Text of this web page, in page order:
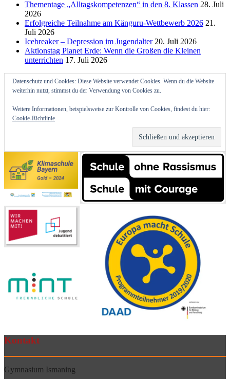
Thementage „Alltagskompetenzen“ in den 8. Klassen 28. Juli
2026
Erfolgreiche Teilnahme am Känguru-Wettbewerb 2026 21.
Juli 2026
Icebreaker – Depression im Jugendalter 20. Juli 2026
Aktionstag Planet Erde: Wenn die Großen die Kleinen
unterrichten 17. Juli 2026
Datenschutz und Cookies: Diese Website verwendet Cookies. Wenn du die Website
weiterhin nutzt, stimmst du der Verwendung von Cookies zu.
Weitere Informationen, beispielsweise zur Kontrolle von Cookies, findest du hier:
Cookie-Richtlinie
Kontakt
Gymnasium Ismaning